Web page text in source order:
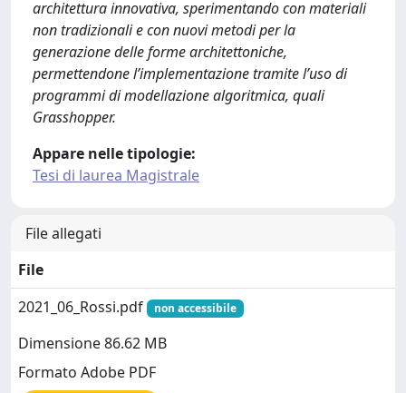
architettura innovativa, sperimentando con materiali
non tradizionali e con nuovi metodi per la
generazione delle forme architettoniche,
permettendone l’implementazione tramite l’uso di
programmi di modellazione algoritmica, quali
Grasshopper.
Appare nelle tipologie:
Tesi di laurea Magistrale
File allegati
File
2021_06_Rossi.pdf
non accessibile
Dimensione 86.62 MB
Formato Adobe PDF